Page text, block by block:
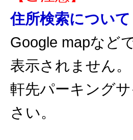
住所検索について
Google mapなど
表示されません。
軒先パーキング
さい。